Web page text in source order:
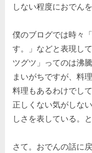
しない程度におでん
僕のブログでは時々
す。」などと表現し
ツグツ」ってのは沸
まいがちですが、料
料理もあるわけでし
正しくない気がしな
しさを表している。
さて。おでんの話に